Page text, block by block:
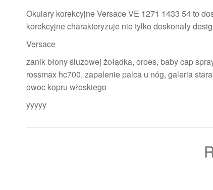
Okulary korekcyjne Versace VE 1271 1433 54 to
korekcyjne charakteryzuje nie tylko doskonały
Versace
zanik błony śluzowej żołądka, oroes, baby cap
rossmax hc700, zapalenie palca u nóg, galeria
owoc kopru włoskiego
yyyyy